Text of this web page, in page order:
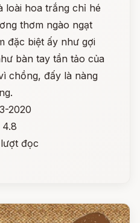
loài hoa trắng chỉ hé
thơm ngào ngạt
đặc biệt ấy như gợi
bàn tay tần tảo của
chồng, đấy là nàng
2020
4.8
đọc